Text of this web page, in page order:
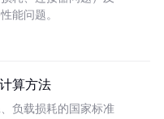
能问题。
算方法
负载损耗的国家标准